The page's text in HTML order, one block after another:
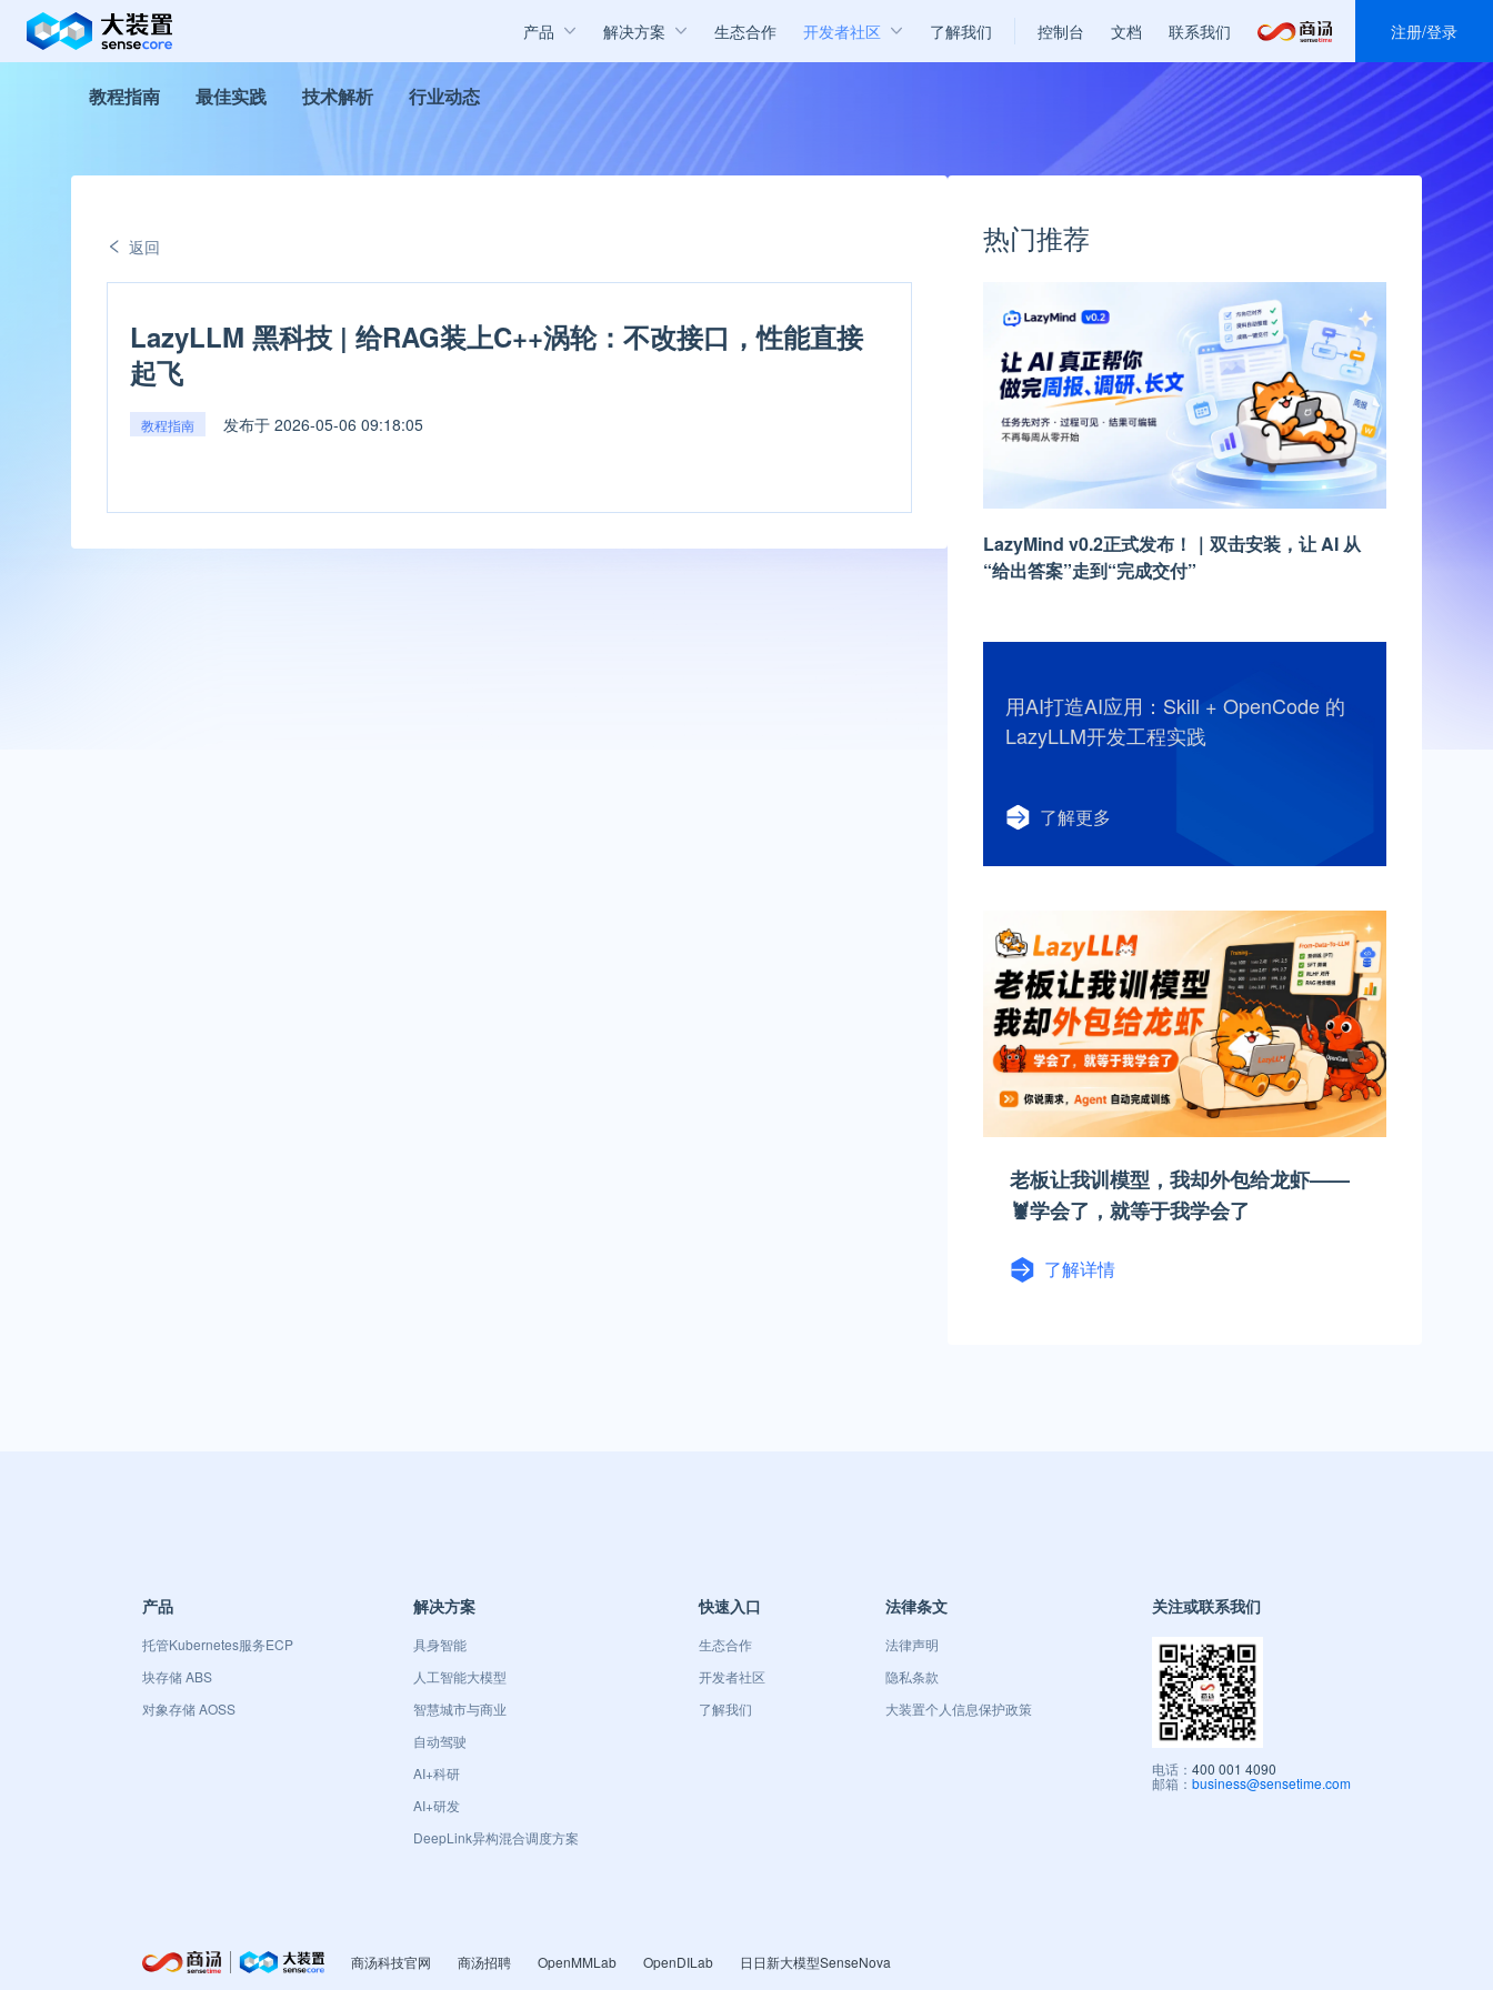
产品 解决方案 生态合作 开发者社区 了解我们 控制台 文档 联系我们 注册/登录
教程指南 最佳实践 技术解析 行业动态
返回
LazyLLM 黑科技 | 给RAG装上C++涡轮：不改接口，性能直接
起飞
教程指南 发布于 2026-05-06 09:18:05
热门推荐
LazyMind v0.2正式发布！｜双击安装，让 AI 从
“给出答案”走到“完成交付”
用AI打造AI应用：Skill + OpenCode 的
LazyLLM开发工程实践
了解更多
老板让我训模型，我却外包给龙虾——
🦞学会了，就等于我学会了
了解详情
产品
托管Kubernetes服务ECP
块存储 ABS
对象存储 AOSS
解决方案
具身智能
人工智能大模型
智慧城市与商业
自动驾驶
AI+科研
AI+研发
DeepLink异构混合调度方案
快速入口
生态合作
开发者社区
了解我们
法律条文
法律声明
隐私条款
大装置个人信息保护政策
关注或联系我们
电话： 400 001 4090
邮箱： business@sensetime.com
商汤科技官网 商汤招聘 OpenMMLab OpenDILab
日日新大模型SenseNova